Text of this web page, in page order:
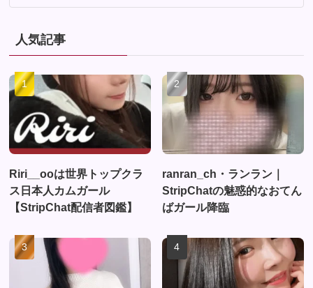
人気記事
Riri__ooは世界トップクラ
ス日本人カムガール
【StripChat配信者図鑑】
ranran_ch・ランラン｜
StripChatの魅惑的なおてん
ばガール降臨